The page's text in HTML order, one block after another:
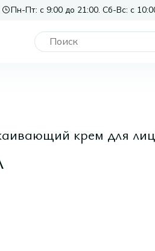
Пн-Пт: с 9:00 до 21:00. Сб-Вс: с
крем для